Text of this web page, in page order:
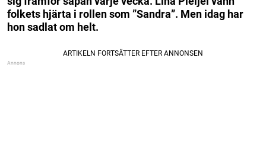
folkets hjärta i rollen som ”Sandra”. Men idag har
hon sadlat om helt.